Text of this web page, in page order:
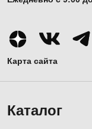
Карта сайта
Каталог